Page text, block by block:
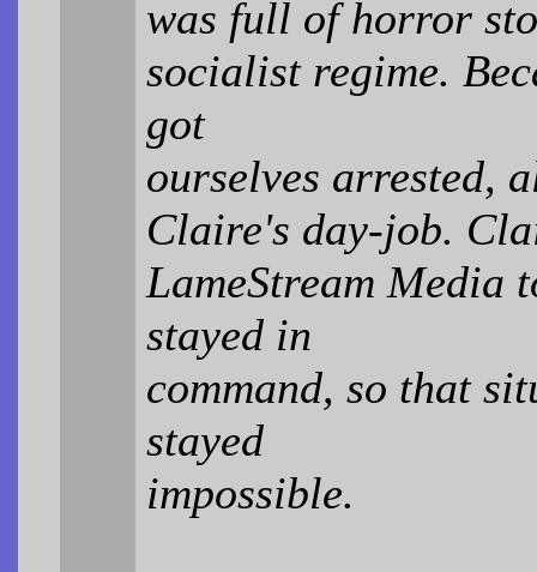
was full of horror
socialist regime.
got
ourselves arrested,
Claire's day-job.
LameStream Media
stayed in
command, so that
stayed
impossible.